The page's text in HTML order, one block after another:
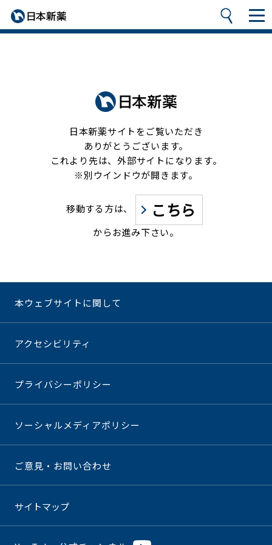
日本新薬サイトをご覧いただき
ありがとうございます。
これより先は、外部サイトになります。
※別ウインドウが開きます。
移動する方は、 こちら
からお進み下さい。
本ウェブサイトに関して
アクセシビリティ
プライバシーポリシー
ソーシャルメディアポリシー
ご意見・お問い合わせ
サイトマップ